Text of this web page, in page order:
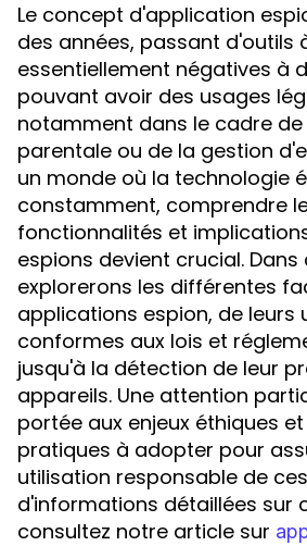
Le concept d'application
des années, passant d'outils
essentiellement négatives à
pouvant avoir des usages
notamment dans le cadre
parentale ou de la gestion
un monde où la technologie
constamment, comprendre
fonctionnalités et
espions devient crucial.
explorerons les différentes
applications espion, de leurs
conformes aux lois et
jusqu'à la détection de leur
appareils. Une attention
portée aux enjeux éthiques
pratiques à adopter pour
utilisation responsable de
d'informations détaillées sur
consultez notre article sur